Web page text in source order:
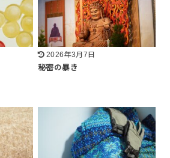
2026年3月7日
秘密の暴き